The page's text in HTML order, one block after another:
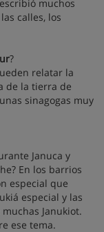
muchos
calles, los
?
relatar la
de la tierra de
sinagogas muy
Januca y
En los barrios
especial que
especial y las
Janukiot.
ese tema.